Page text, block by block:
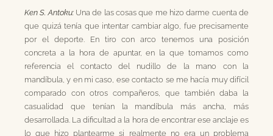
Ken S. Antoku: Una de las cosas que me hizo darme cuenta de
que quizá tenía que intentar cambiar algo, fue precisamente
por el deporte. En tiro con arco tenemos una posición
concreta a la hora de apuntar, en la que tomamos como
referencia el contacto del nudillo de la mano con la
mandíbula, y en mi caso, ese contacto se me hacía muy difícil
comparado con otros compañeros, que también daba la
casualidad que tenían la mandíbula más ancha, más
desarrollada. La dificultad a la hora de encontrar ese anclaje es
lo que hizo plantearme si realmente no era un problema